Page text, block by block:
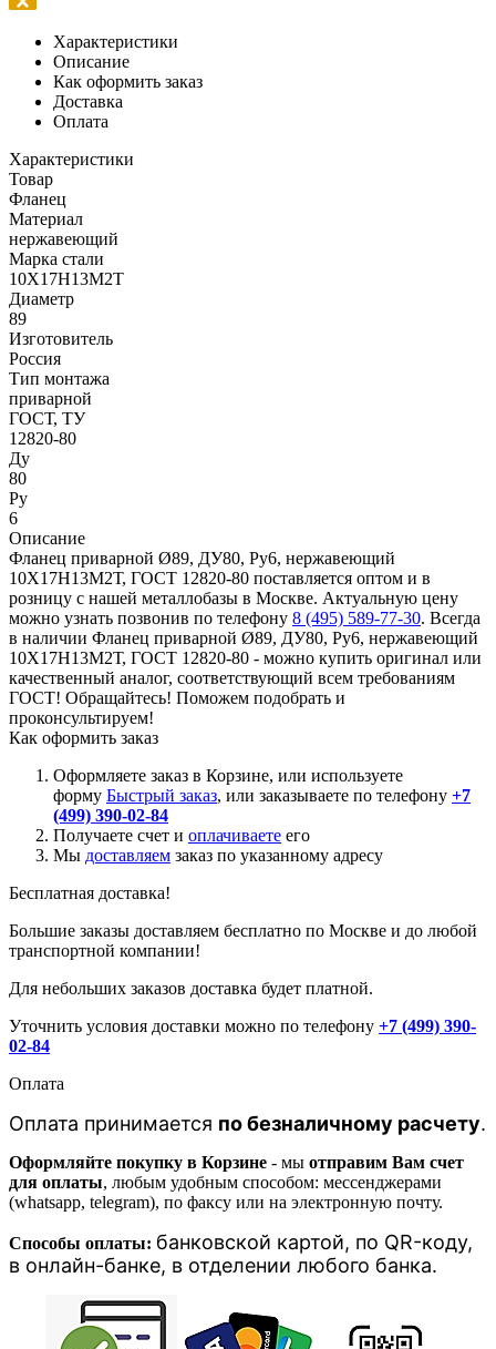
Характеристики
Описание
Как оформить заказ
Доставка
Оплата
Характеристики
Товар
Фланец
Материал
нержавеющий
Марка стали
10Х17Н13М2Т
Диаметр
89
Изготовитель
Россия
Тип монтажа
приварной
ГОСТ, ТУ
12820-80
Ду
80
Ру
6
Описание
Фланец приварной Ø89, ДУ80, Ру6, нержавеющий
10Х17Н13М2Т, ГОСТ 12820-80 поставляется оптом и в
розницу с нашей металлобазы в Москве. Актуальную цену
можно узнать позвонив по телефону 8 (495) 589-77-30. Всегда
в наличии Фланец приварной Ø89, ДУ80, Ру6, нержавеющий
10Х17Н13М2Т, ГОСТ 12820-80 - можно купить оригинал или
качественный аналог, соответствующий всем требованиям
ГОСТ! Обращайтесь! Поможем подобрать и
проконсультируем!
Как оформить заказ
Оформляете заказ в Корзине, или используете
форму Быстрый заказ, или заказываете по телефону +7
(499) 390-02-84
Получаете счет и оплачиваете его
Мы доставляем заказ по указанному адресу
Бесплатная доставка!
Большие заказы доставляем бесплатно по Москве и до любой
транспортной компании!
Для небольших заказов доставка будет платной.
Уточнить условия доставки можно по телефону +7 (499) 390-
02-84
Оплата
Оплата принимается по безналичному расчету.
Оформляйте покупку в Корзине - мы отправим Вам счет
для оплаты, любым удобным способом: мессенджерами
(whatsapp, telegram), по факсу или на электронную почту.
Способы оплаты: банковской картой, по QR-коду,
в онлайн-банке, в отделении любого банка.